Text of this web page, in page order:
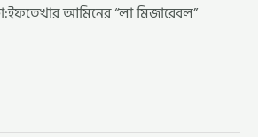
আমিনের “লা মিজারেবল”